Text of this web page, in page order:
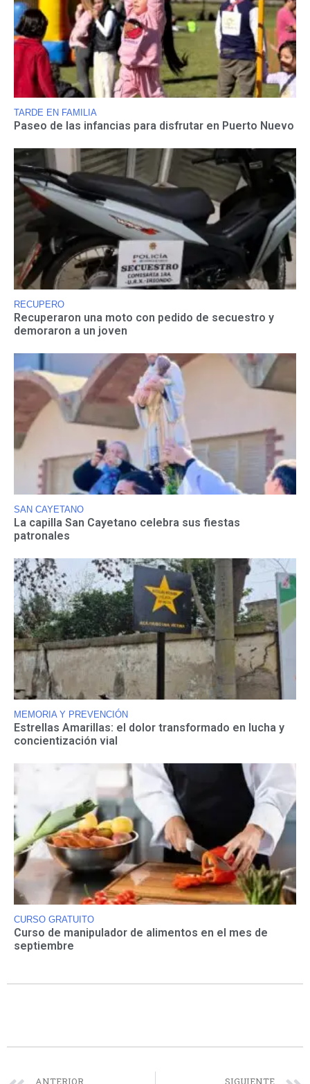
TARDE EN FAMILIA
Paseo de las infancias para disfrutar en Puerto Nuevo
RECUPERO
Recuperaron una moto con pedido de secuestro y
demoraron a un joven
SAN CAYETANO
La capilla San Cayetano celebra sus fiestas
patronales
MEMORIA Y PREVENCIÓN
Estrellas Amarillas: el dolor transformado en lucha y
concientización vial
CURSO GRATUITO
Curso de manipulador de alimentos en el mes de
septiembre
ANTERIOR SIGUIENTE